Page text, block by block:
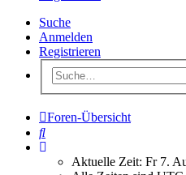
Suche
Anmelden
Registrieren
Foren-Übersicht
Suche
Aktuelle Zeit: Fr 7.